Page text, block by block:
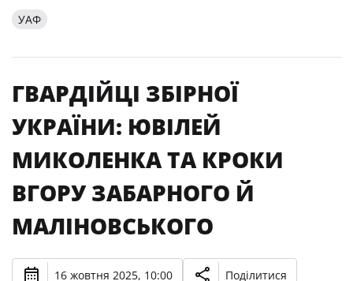
УАФ
ГВАРДІЙЦІ ЗБІРНОЇ
УКРАЇНИ: ЮВІЛЕЙ
МИКОЛЕНКА ТА КРОКИ
ВГОРУ ЗАБАРНОГО Й
МАЛІНОВСЬКОГО
16 жовтня 2025, 10:00 Поділитися